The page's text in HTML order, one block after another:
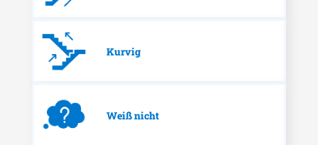
Kurvig
Weiß nicht